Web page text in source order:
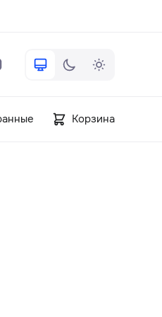
Корзина
+7 ( 705 ) 181-42-50